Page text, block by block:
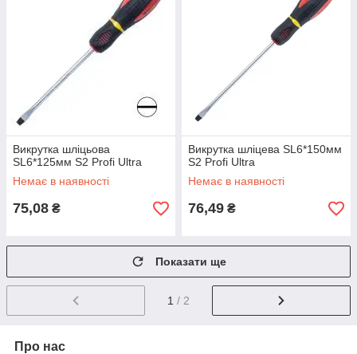
Викрутка шліцьова
SL6*125мм S2 Profi Ultra
Немає в наявності
75,08 ₴
Викрутка шліцева SL6*150мм
S2 Profi Ultra
Немає в наявності
76,49 ₴
Показати ще
1 / 2
Про нас